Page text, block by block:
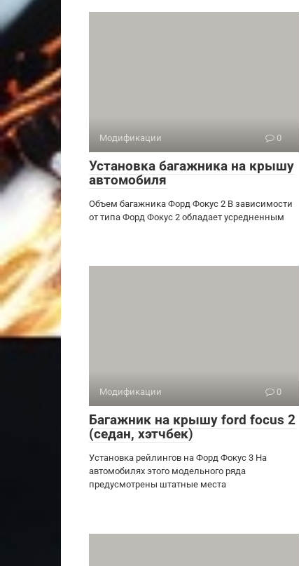
Модификации 0
Установка багажника на крышу
автомобиля
Объем багажника Форд Фокус 2 В зависимости
от типа Форд Фокус 2 обладает усредненным
Модификации 0
Багажник на крышу ford focus 2
(седан, хэтчбек)
Установка рейлингов на Форд Фокус 3 На
автомобилях этого модельного ряда
предусмотрены штатные места